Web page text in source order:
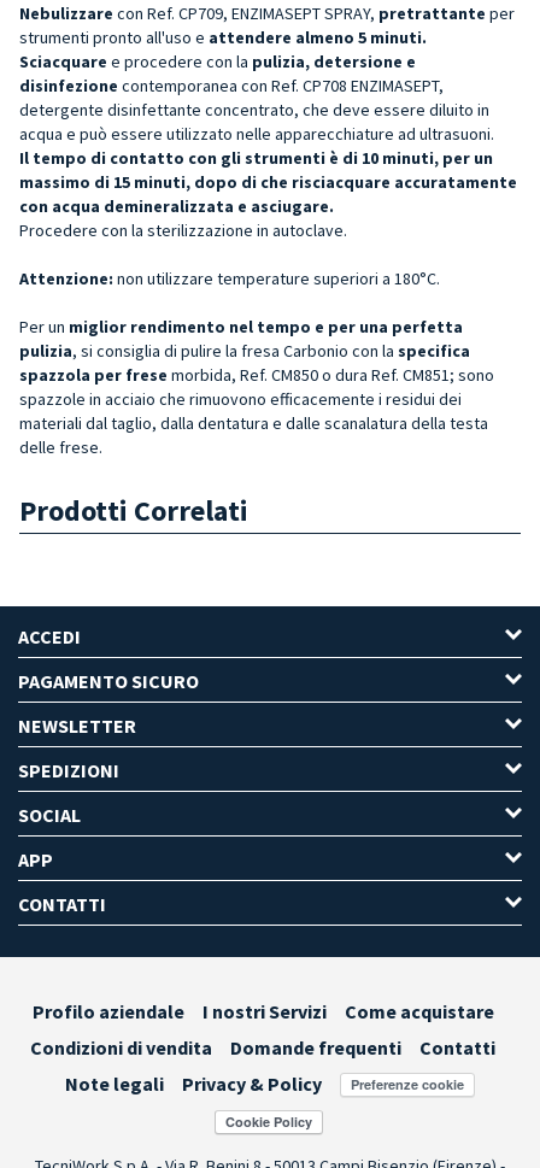
Nebulizzare con Ref. CP709, ENZIMASEPT SPRAY, pretrattante per
strumenti pronto all'uso e attendere almeno 5 minuti.
Sciacquare e procedere con la pulizia, detersione e
disinfezione contemporanea con Ref. CP708 ENZIMASEPT,
detergente disinfettante concentrato, che deve essere diluito in
acqua e può essere utilizzato nelle apparecchiature ad ultrasuoni.
Il tempo di contatto con gli strumenti è di 10 minuti, per un
massimo di 15 minuti, dopo di che risciacquare accuratamente
con acqua demineralizzata e asciugare.
Procedere con la sterilizzazione in autoclave.
Attenzione: non utilizzare temperature superiori a 180°C.
Per un miglior rendimento nel tempo e per una perfetta
pulizia, si consiglia di pulire la fresa Carbonio con la specifica
spazzola per frese morbida, Ref. CM850 o dura Ref. CM851; sono
spazzole in acciaio che rimuovono efficacemente i residui dei
materiali dal taglio, dalla dentatura e dalle scanalatura della testa
delle frese.
Prodotti Correlati
ACCEDI
PAGAMENTO SICURO
NEWSLETTER
SPEDIZIONI
SOCIAL
APP
CONTATTI
Profilo aziendale I nostri Servizi
Come acquistare
Condizioni di vendita
Domande frequenti
Contatti
Note legali
Privacy & Policy Preferenze cookie